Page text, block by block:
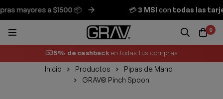
mayores a $1500 📦 💳3 MSIcontodas las
0
5% de cashback en todas tus compras
Inicio Productos
Pipas de Mano
GRAV® Pinch Spoon